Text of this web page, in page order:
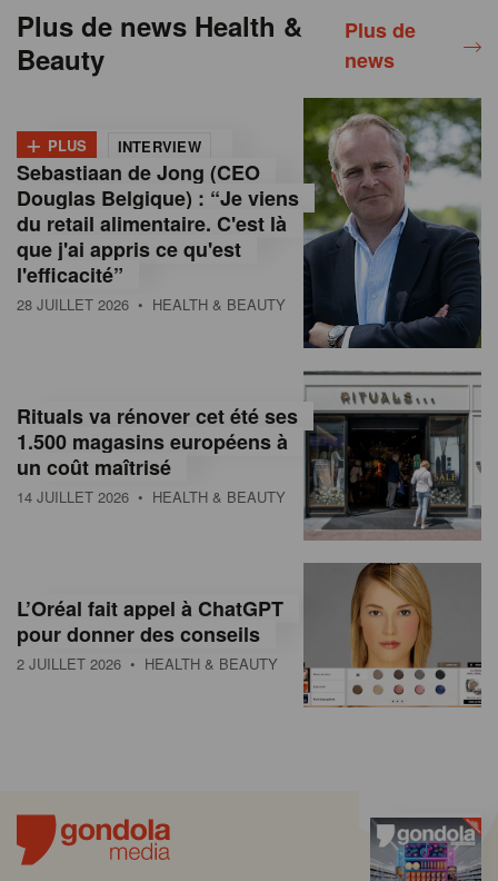
Plus de news Health &
Beauty
Plus de
news
+ PLUS INTERVIEW
Sebastiaan de Jong (CEO
Douglas Belgique) : “Je viens
du retail alimentaire. C'est là
que j'ai appris ce qu'est
l'efficacité”
28 JUILLET 2026 • HEALTH & BEAUTY
Rituals va rénover cet été ses
1.500 magasins européens à
un coût maîtrisé
14 JUILLET 2026 • HEALTH & BEAUTY
L’Oréal fait appel à ChatGPT
pour donner des conseils
2 JUILLET 2026 • HEALTH & BEAUTY